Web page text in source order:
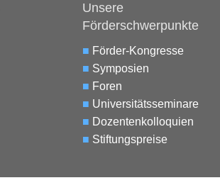
Unsere
Förderschwerpunkte
■ Förder-Kongresse
■ Symposien
■ Foren
■ Universitätsseminare
■ Dozentenkolloquien
■ Stiftungspreise